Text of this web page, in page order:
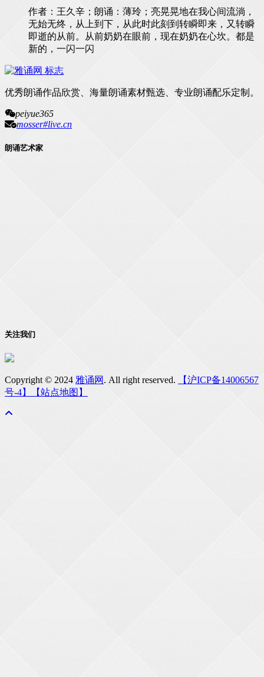
作者：王久辛；朗诵：薄玲；亮晃晃地在我心间流淌，
无始无终，从上到下，从此时此刻到转瞬即来，又转瞬
即逝的从前。从前奶奶在眼前，现在奶奶在心坎。都是
新的，一闪一闪
优秀朗诵作品欣赏、海量朗诵素材甄选、专业朗诵配乐定制。
peiyue365
mosser#live.cn
朗诵艺术家
关注我们
Copyright © 2024 雅诵网 . All right reserved.
【沪ICP备14006567
号-4】
【站点地图】